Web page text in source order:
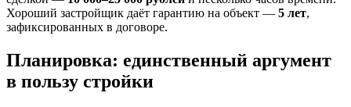
Хороший застройщик даёт гарантию на объект — 5 лет,
зафиксированных в договоре.
Планировка: единственный аргумент
в пользу стройки